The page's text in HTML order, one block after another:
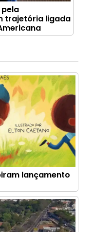
trajetória ligada
lançamento